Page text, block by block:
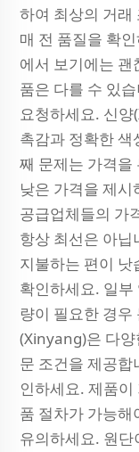
하여 최상의 거래
매 전 품질을 확
에서 보기에는 괜
품은 다를 수 있
요청하세요. 신
촉감과 정확한 색
째 문제는 가격을
낮은 가격을 제
공급업체들의 가
항상 최선은 아닙
지불하는 편이 낫
확인하세요. 일
량이 필요한 경
(Xinyang)은 다
문 조건을 제공
인하세요. 제품
품 절차가 가능
유의하세요. 원단